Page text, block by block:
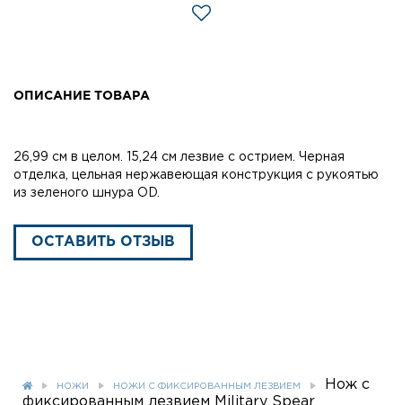
ОПИСАНИЕ ТОВАРА
26,99 см в целом. 15,24 см лезвие с острием. Черная
отделка, цельная нержавеющая конструкция с рукоятью
из зеленого шнура OD.
ОСТАВИТЬ ОТЗЫВ
НОЖИ НОЖИ С ФИКСИРОВАННЫМ ЛЕЗВИЕМ
Нож с
фиксированным лезвием Military Spear